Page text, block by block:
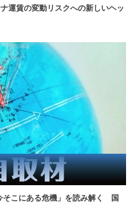
運賃の変動リスクへの新しいヘッ
そこにある危機」を読み解く 国